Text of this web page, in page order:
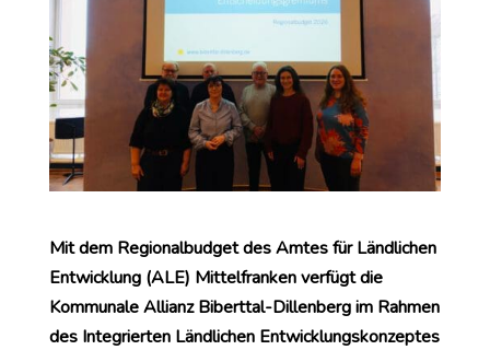
Mit dem Regionalbudget des Amtes für Ländlichen
Entwicklung (ALE) Mittelfranken verfügt die
Kommunale Allianz Biberttal-Dillenberg im Rahmen
des Integrierten Ländlichen Entwicklungskonzeptes